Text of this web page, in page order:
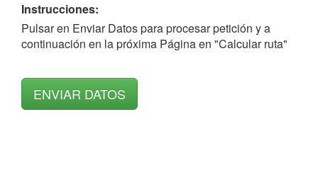
Instrucciones:
Pulsar en Enviar Datos para procesar petición y a
continuación en la próxima Página en "Calcular ruta"